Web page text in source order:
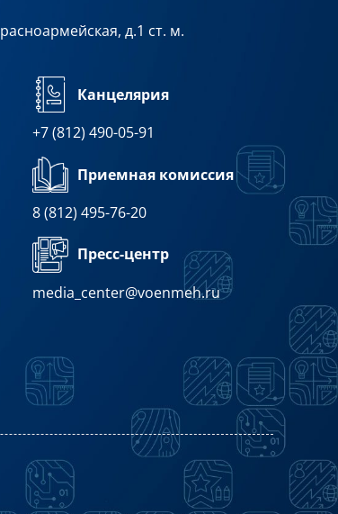
д.1 ст. м.
Канцелярия
+7 (812) 490-05-91
Приемная комиссия
8 (812) 495-76-20
Пресс-центр
media_center@voenmeh.ru